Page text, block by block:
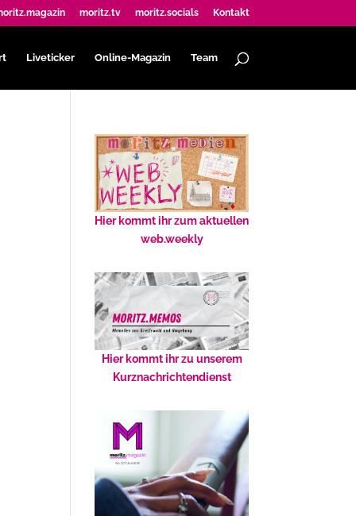
moritz.tv moritz.socials Kontakt
Liveticker Online-Magazin Team
Hier kommt ihr zum aktuellen
web.weekly
Hier kommt ihr zu unserem
Kurznachrichtendienst